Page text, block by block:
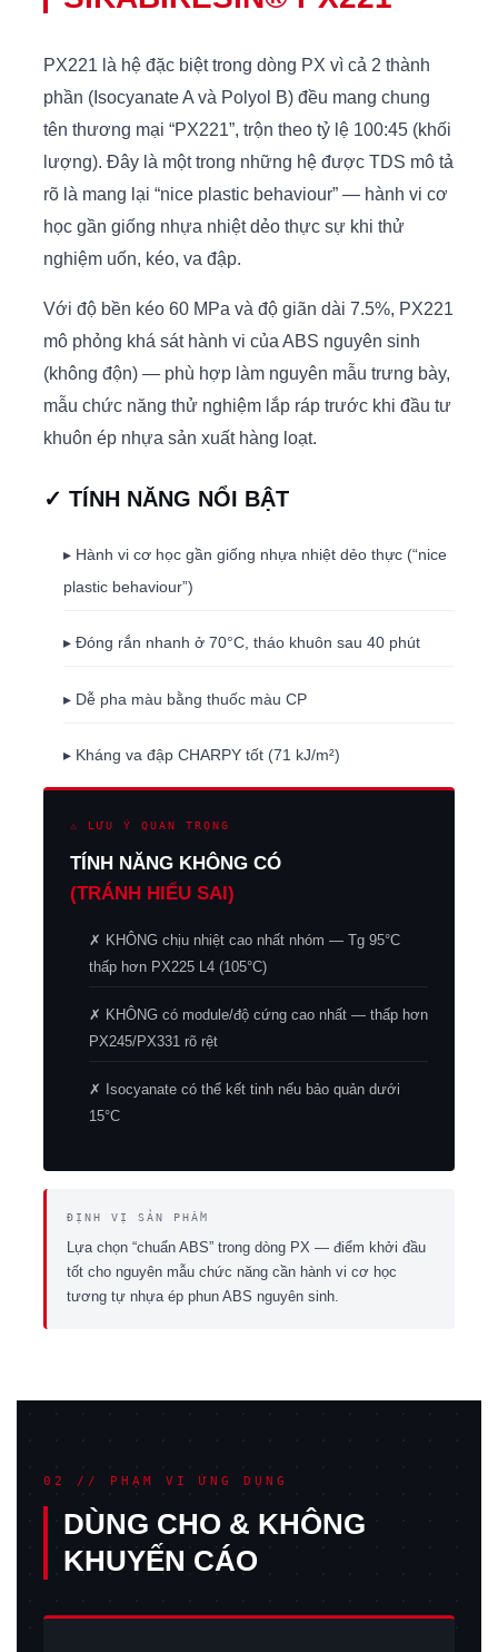
PX221 là hệ đặc biệt trong dòng PX vì cả 2 thành
phần (Isocyanate A và Polyol B) đều mang chung
tên thương mại “PX221”, trộn theo tỷ lệ 100:45 (khối
lượng). Đây là một trong những hệ được TDS mô tả
rõ là mang lại “nice plastic behaviour” — hành vi cơ
học gần giống nhựa nhiệt dẻo thực sự khi thử
nghiệm uốn, kéo, va đập.
Với độ bền kéo 60 MPa và độ giãn dài 7.5%, PX221
mô phỏng khá sát hành vi của ABS nguyên sinh
(không độn) — phù hợp làm nguyên mẫu trưng bày,
mẫu chức năng thử nghiệm lắp ráp trước khi đầu tư
khuôn ép nhựa sản xuất hàng loạt.
✓ TÍNH NĂNG NỔI BẬT
▸ Hành vi cơ học gần giống nhựa nhiệt dẻo thực (“nice
plastic behaviour”)
▸ Đóng rắn nhanh ở 70°C, tháo khuôn sau 40 phút
▸ Dễ pha màu bằng thuốc màu CP
▸ Kháng va đập CHARPY tốt (71 kJ/m²)
⚠ LƯU Ý QUAN TRỌNG
TÍNH NĂNG KHÔNG CÓ
(TRÁNH HIỂU SAI)
✗ KHÔNG chịu nhiệt cao nhất nhóm — Tg 95°C
thấp hơn PX225 L4 (105°C)
✗ KHÔNG có module/độ cứng cao nhất — thấp hơn
PX245/PX331 rõ rệt
✗ Isocyanate có thể kết tinh nếu bảo quản dưới
15°C
ĐỊNH VỊ SẢN PHẨM
Lựa chọn “chuẩn ABS” trong dòng PX — điểm khởi đầu
tốt cho nguyên mẫu chức năng cần hành vi cơ học
tương tự nhựa ép phun ABS nguyên sinh.
02 // PHẠM VI ỨNG DỤNG
DÙNG CHO & KHÔNG
KHUYẾN CÁO